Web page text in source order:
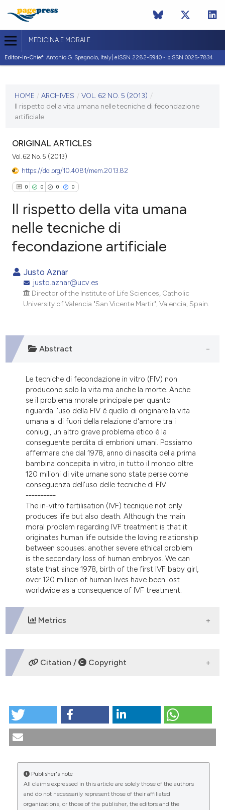
MEDICINA E MORALE
Editor-in-Chief: Antonio G. Spagnolo, Italy| eISSN 2282-5940 - pISSN 0025-7834
VOL. 62 NO. 5 (2013)
HOME / ARCHIVES / VOL. 62 NO. 5 (2013) /
Il rispetto della vita umana nelle tecniche di fecondazione
artificiale
ORIGINAL ARTICLES
Vol. 62 No. 5 (2013)
https://doi.org/10.4081/mem.2013.82
0 0 0 0
Citing Publications
Mentioning
Contrasting
how this article has been
at scite.ai
shows how a scientific paper
been cited by providing the
of the citation, a
describing whether
mentions, or contrasts
cited claim, and a label
in which section the
was made.
Il rispetto della vita umana
nelle tecniche di
fecondazione artificiale
Justo Aznar
justo.aznar@ucv.es
Director of the Institute of Life Sciences, Catholic
University of Valencia "San Vicente Martir", Valencia, Spain.
Abstract
Le tecniche di fecondazione in vitro (FIV) non
producono solo la vita ma anche la morte. Anche
se il problema morale principale per quanto
riguarda l'uso della FIV è quello di originare la vita
umana al di fuori della relazione d'amore tra i
coniugi, un altro grave problema etico è la
conseguente perdita di embrioni umani. Possiamo
affermare che dal 1978, anno di nascita della prima
bambina concepita in vitro, in tutto il mondo oltre
120 milioni di vite umane sono state perse come
conseguenza dell'uso delle tecniche di FIV.
----------
The in-vitro fertilisation (IVF) tecnique not only
produces life but also death. Although the main
moral problem regarding IVF treatment is that it
originates human life outside the loving relationship
between spouses; another severe ethical problem
is the secondary loss of human embryos. We can
state that since 1978, birth of the first IVF baby girl,
over 120 million of human lives have been lost
worldwide as a consequence of IVF treatment.
Metrics
DOWNLOADS
CITATIONS
Citation / Copyright
Il rispetto della vita umana nelle tecniche di
More Citation Formats
Publisher's note
All claims expressed in this article are solely those of the authors
and do not necessarily represent those of their affiliated
organizations, or those of the publisher, the editors and the